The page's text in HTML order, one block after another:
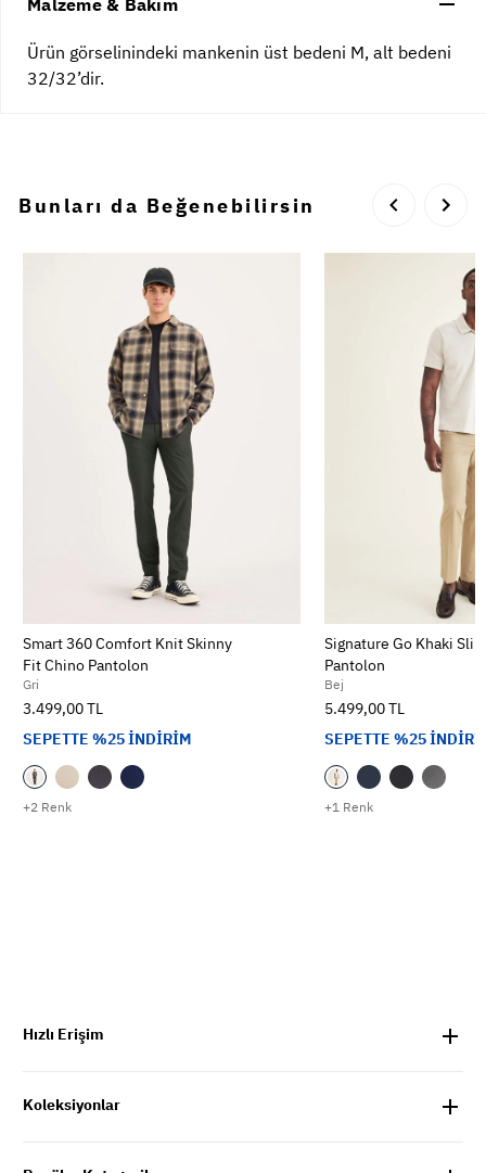
Malzeme & Bakım
Ürün görselinindeki mankenin üst bedeni M, alt bedeni
32/32’dir.
Bunları da Beğenebilirsin
+2 Renk
Smart 360 Comfort Knit Skinny
Fit Chino Pantolon
Gri
3.499,00 TL
SEPETTE %25 İNDİRİM
+1 Renk
Signature Go Khaki
Pantolon
Bej
5.499,00 TL
SEPETTE %25
Hızlı Erişim
Koleksiyonlar